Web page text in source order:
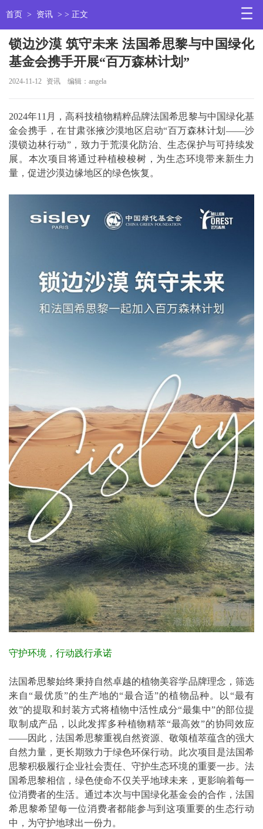
首页 > 资讯 > > 正文
锁边沙漠 筑守未来 法国希思黎与中国绿化
基金会携手开展“百万森林计划”
2024-11-12 资讯 编辑：angela
2024年11月，高科技植物精粹品牌法国希思黎与中国绿化基
金会携手，在甘肃张掖沙漠地区启动“百万森林计划——沙
漠锁边林行动”，致力于荒漠化防治、生态保护与可持续发
展。本次项目将通过种植梭梭树，为生态环境带来新生力
量，促进沙漠边缘地区的绿色恢复。
守护环境，行动践行承诺
法国希思黎始终秉持自然卓越的植物美容学品牌理念，筛选
来自“最优质”的生产地的“最合适”的植物品种。以“最有
效”的提取和封装方式将植物中活性成分“最集中”的部位提
取制成产品，以此发挥多种植物精萃“最高效”的协同效应
——因此，法国希思黎重视自然资源、敬颂植萃蕴含的强大
自然力量，更长期致力于绿色环保行动。此次项目是法国希
思黎积极履行企业社会责任、守护生态环境的重要一步。法
国希思黎相信，绿色使命不仅关乎地球未来，更影响着每一
位消费者的生活。通过本次与中国绿化基金会的合作，法国
希思黎希望每一位消费者都能参与到这项重要的生态行动
中，为守护地球出一份力。